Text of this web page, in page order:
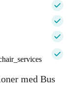
med Bus